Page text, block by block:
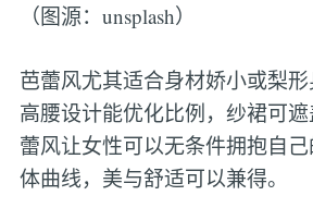
（图源：unsplash）
芭蕾风尤其适合身材娇小或梨
高腰设计能优化比例，纱裙可
蕾风让女性可以无条件拥抱自
体曲线，美与舒适可以兼得。